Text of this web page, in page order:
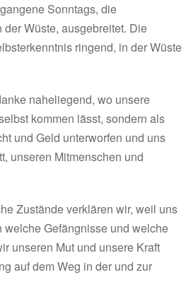
Sonntags, die
Wüste, ausgebreitet. Die
ringend, in der Wüste
naheliegend, wo unsere
kommen lässt, sondern als
und Geld unterworfen und uns
unseren Mitmenschen und
Zustände verklären wir, weil uns
Gefängnisse und welche
unseren Mut und unsere Kraft
auf dem Weg in der und zur